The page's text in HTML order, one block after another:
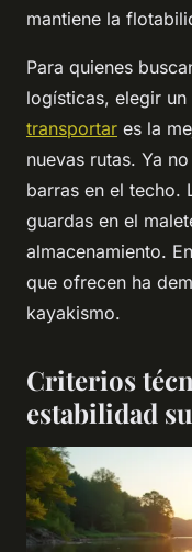
mantiene la
Para quienes
logísticas, elegir un
transportar es la
nuevas rutas. Ya
barras en el techo.
guardas en el
almacenamiento.
que ofrecen ha
kayakismo.
Criterios
estabilidad